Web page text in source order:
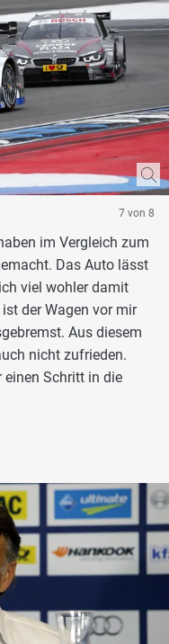
7 von 8
im Vergleich zum
Das Auto lässt
viel wohler damit
der Wagen vor mir
Aus diesem
nicht zufrieden.
einen Schritt in die